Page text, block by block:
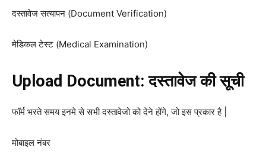
दस्तावेज सत्यापन (Document Verification)
मेडिकल टेस्ट (Medical Examination)
Upload Document: दस्तावेज की सूची
फॉर्म भरते समय इनमे से सभी दस्तावेजो को देने होंगे, जो इस प्रकार है |
मोबाइल नंबर